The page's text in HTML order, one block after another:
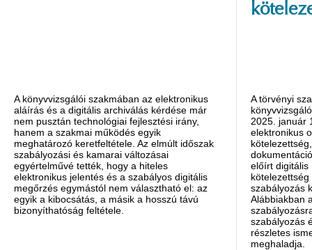
A könyvvizsgálói szakmában az elektronikus
aláírás és a digitális archiválás kérdése már
nem pusztán technológiai fejlesztési irány,
hanem a szakmai működés egyik
meghatározó keretfeltétele. Az elmúlt időszak
szabályozási és kamarai változásai
egyértelművé tették, hogy a hiteles
elektronikus jelentés és a szabályos digitális
megőrzés egymástól nem választható el: az
egyik a kibocsátás, a másik a hosszú távú
bizonyíthatóság feltétele.
A törvényi
2025. január
elektronikus
előírt digitális
szabályozás
Alábbiakban
szabályozás
részletes
meghaladja.